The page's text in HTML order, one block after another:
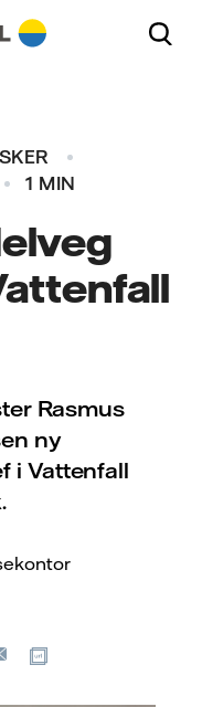
1 MIN
Rasmus
ny
i Vattenfall
E-